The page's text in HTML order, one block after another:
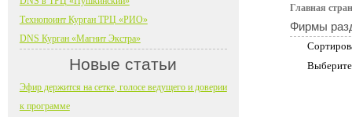
Главная
Фирмы
Технопоинт Курган ТРЦ «РИО»
DNS Курган «Магнит Экстра»
Новые статьи
Эфир держится на сетке, голосе ведущего и доверии
к программе